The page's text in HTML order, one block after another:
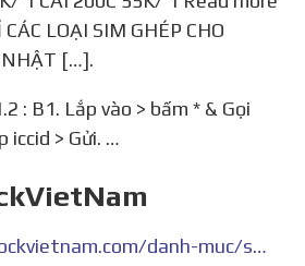
LOẠI SIM GHÉP CHO
NHẬT […].
iccid > Gửi. …
https://iphonelockvietnam.com/danh-muc/sim-ghep-cac-loai-heicard-x-sim-slim-club-gpp/huong-dan-ghep-sim-4g-iccd-moi-nhat-cho-iphone-xs-xsmax-xr/